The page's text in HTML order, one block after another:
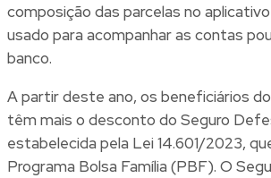
composição das parcelas no
usado para acompanhar as contas
banco.
A partir deste ano, os beneficiários do
têm mais o desconto do Seguro
estabelecida pela Lei 14.601/2023,
Programa Bolsa Família (PBF). O